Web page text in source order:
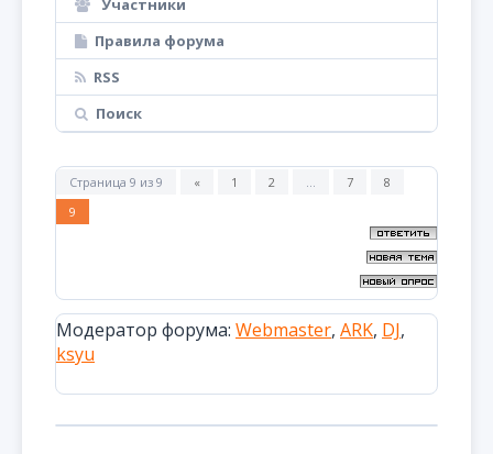
Участники
Правила форума
RSS
Поиск
Страница 9 из 9 « 1 2 … 7
8
9
Модератор форума: Webmaster, ARK, DJ,
ksyu